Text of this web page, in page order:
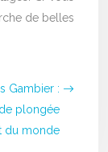
de belles
Gambier :
plongée
du monde